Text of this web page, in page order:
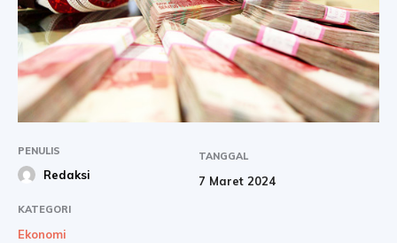
PENULIS
Redaksi
TANGGAL
7 Maret 2024
KATEGORI
Ekonomi